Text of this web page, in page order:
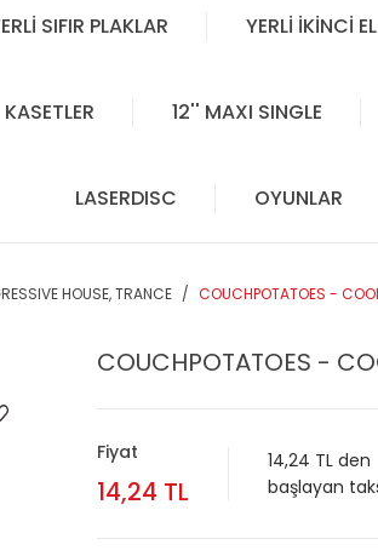
SIFIR PLAKLAR YERLİ İKİNCİ
KASETLER 12'' MAXI SINGLE
LASERDISC OYUNLAR
HOUSE, TRANCE COUCHPOTATOES -
COUCHPOTATOES -
Fiyat
14,24 TL
14,24 TL den
başlayan